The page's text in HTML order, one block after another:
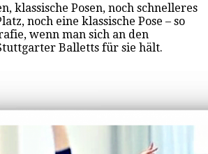
klassische Posen, noch schnelleres
noch eine klassische Pose – so
wenn man sich an den
Balletts für sie hält.